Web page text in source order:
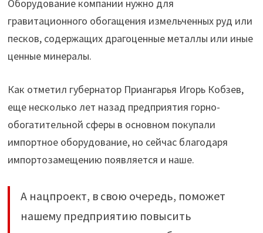
Оборудование компании нужно для
гравитационного обогащения измельченных руд или
песков, содержащих драгоценные металлы или иные
ценные минералы.
Как отметил губернатор Приангарья Игорь Кобзев,
еще несколько лет назад предприятия горно-
обогатительной сферы в основном покупали
импортное оборудование, но сейчас благодаря
импортозамещению появляется и наше.
А нацпроект, в свою очередь, поможет
нашему предприятию повысить